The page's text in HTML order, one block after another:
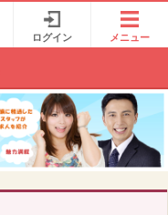
ログイン メニュー